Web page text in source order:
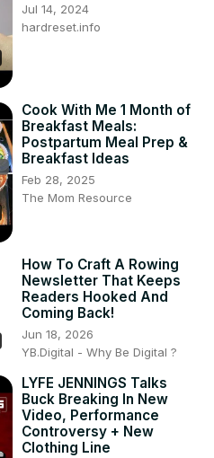
Jul 14, 2024
hardreset.info
Cook With Me 1 Month of
Breakfast Meals:
Postpartum Meal Prep &
Breakfast Ideas
Feb 28, 2025
The Mom Resource
How To Craft A Rowing
Newsletter That Keeps
Readers Hooked And
Coming Back!
Jun 18, 2026
YB.Digital - Why Be Digital ?
LYFE JENNINGS Talks
Buck Breaking In New
Video, Performance
Controversy + New
Clothing Line